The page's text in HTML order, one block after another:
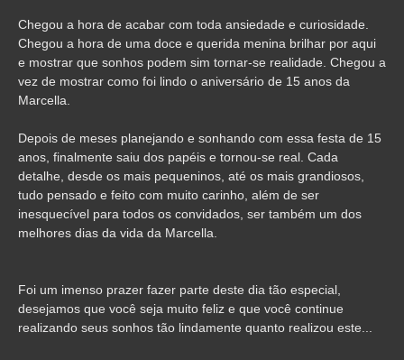
Chegou a hora de acabar com toda ansiedade e curiosidade.
Chegou a hora de uma doce e querida menina brilhar por aqui
e mostrar que sonhos podem sim tornar-se realidade. Chegou a
vez de mostrar como foi lindo o aniversário de 15 anos da
Marcella.
Depois de meses planejando e sonhando com essa festa de 15
anos, finalmente saiu dos papéis e tornou-se real. Cada
detalhe, desde os mais pequeninos, até os mais grandiosos,
tudo pensado e feito com muito carinho, além de ser
inesquecível para todos os convidados, ser também um dos
melhores dias da vida da Marcella.
Foi um imenso prazer fazer parte deste dia tão especial,
desejamos que você seja muito feliz e que você continue
realizando seus sonhos tão lindamente quanto realizou este...